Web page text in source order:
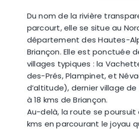
Du nom de la rivière
parcourt, elle se situe au
département des Hautes-
Briançon. Elle est ponctuée
villages typiques : la
des-Prés, Plampinet, et
d’altitude), dernier village
à 18 kms de Briançon.
Au-delà, la route se poursuit
kms en parcourant le joyau